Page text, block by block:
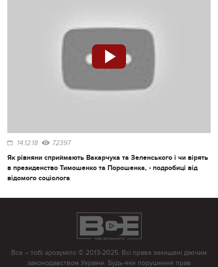
14.12.18 72397
Як рівняни сприймають Вакарчука та Зеленського і чи вірять
в президенство Тимошенко та Порошенка, - подробиці від
відомого соціолога
Все – тобі зрозуміло © 2013-2025. Всі права захищені діючим
законодавством України. Будь-яке порушення прав